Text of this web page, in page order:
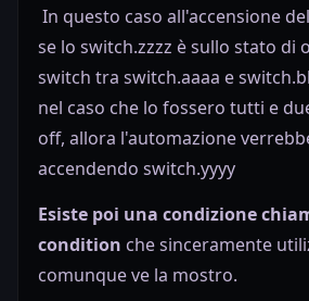
In questo caso all'accensione
se lo switch.zzzz è sullo stato di
switch tra switch.aaaa e
nel caso che lo fossero tutti e
off, allora l'automazione
accendendo switch.yyyy
Esiste poi una condizione
condition chesinceramente
comunque ve la mostro.